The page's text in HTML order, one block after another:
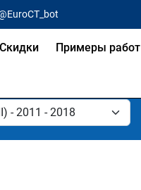
Скидки Примеры работ